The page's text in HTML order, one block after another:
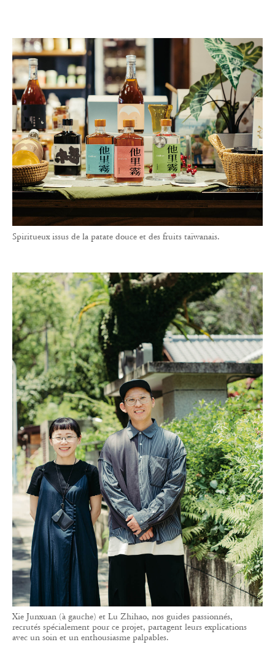
Spiritueux issus de la patate douce et des fruits taïwanais.
Xie Junxuan (à gauche) et Lu Zhihao, nos guides passionnés,
recrutés spécialement pour ce projet, partagent leurs explications
avec un soin et un enthousiasme palpables.